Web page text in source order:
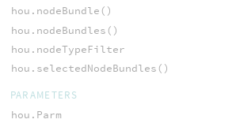
hou.nodeBundle()
hou.nodeBundles()
hou.nodeTypeFilter
hou.selectedNodeBundles()
PARAMETERS
hou.Parm